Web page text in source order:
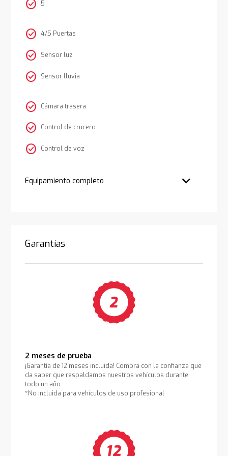
check_circle 5
check_circle 4/5 Puertas
check_circle Sensor luz
check_circle Sensor lluvia
check_circle Cámara trasera
check_circle Control de crucero
check_circle Control de voz
Equipamiento completo
Garantías
2 meses de prueba
¡Garantía de 12 meses incluida! Compra con la confianza que
da saber que respaldamos nuestros vehículos durante
todo un año.
*No incluida para vehículos de uso profesional